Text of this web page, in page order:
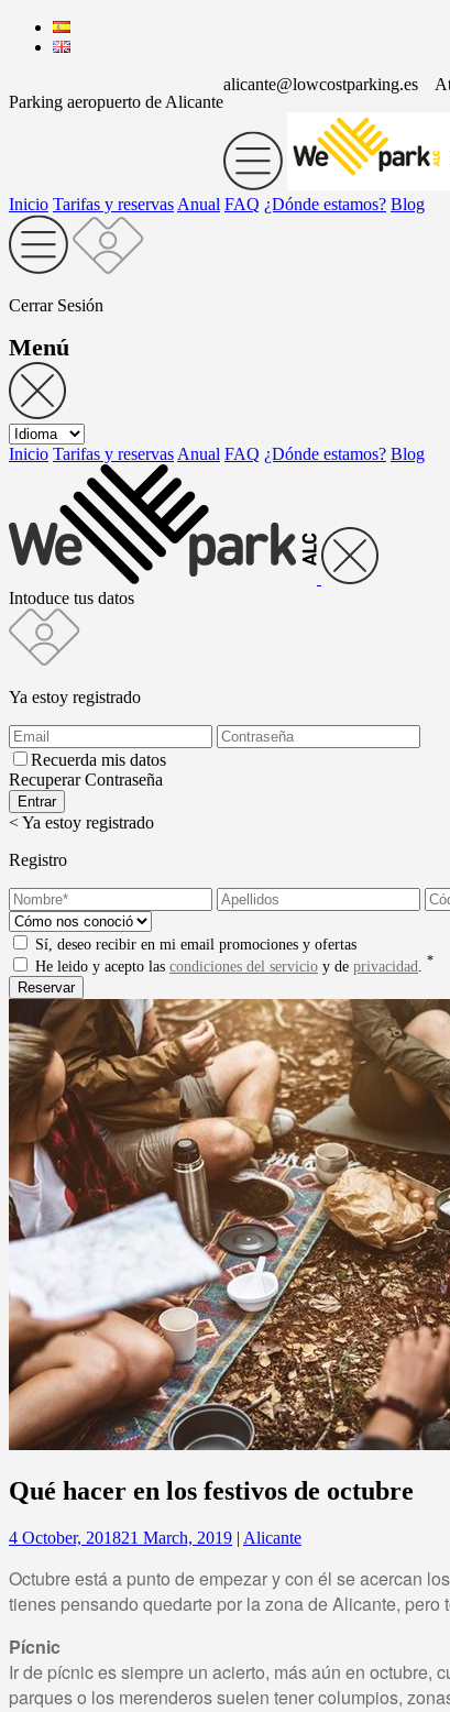
Parking aeropuerto de Alicante
alicante@lowcostparking.es
Inicio Tarifas y reservas Anual FAQ ¿Dónde estamos? Blog
Cerrar Sesión
Menú
Inicio Tarifas y reservas Anual FAQ ¿Dónde estamos? Blog
Intoduce tus datos
Ya estoy registrado
Recuerda mis datos
Recuperar Contraseña
< Ya estoy registrado
Registro
Sí, deseo recibir en mi email promociones y ofertas
He leido y acepto las condiciones del servicio y de privacidad. *
Qué hacer en los festivos de octubre
4 October, 201821 March, 2019 | Alicante
Octubre está a punto de empezar y con él se acercan
tienes pensando quedarte por la zona de Alicante,
Pícnic
Ir de pícnic es siempre un acierto, más aún en
parques o los merenderos suelen tener columpios,